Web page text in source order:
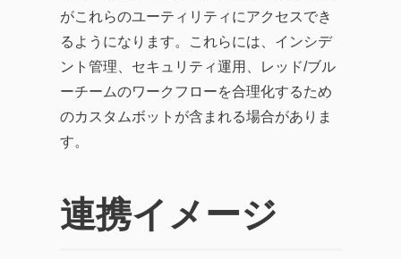
がこれらのユーティリティにアクセスでき
るようになります。これらには、インシデ
ント管理、セキュリティ運用、レッド/ブル
ーチームのワークフローを合理化するため
のカスタムボットが含まれる場合がありま
す。
連携イメージ